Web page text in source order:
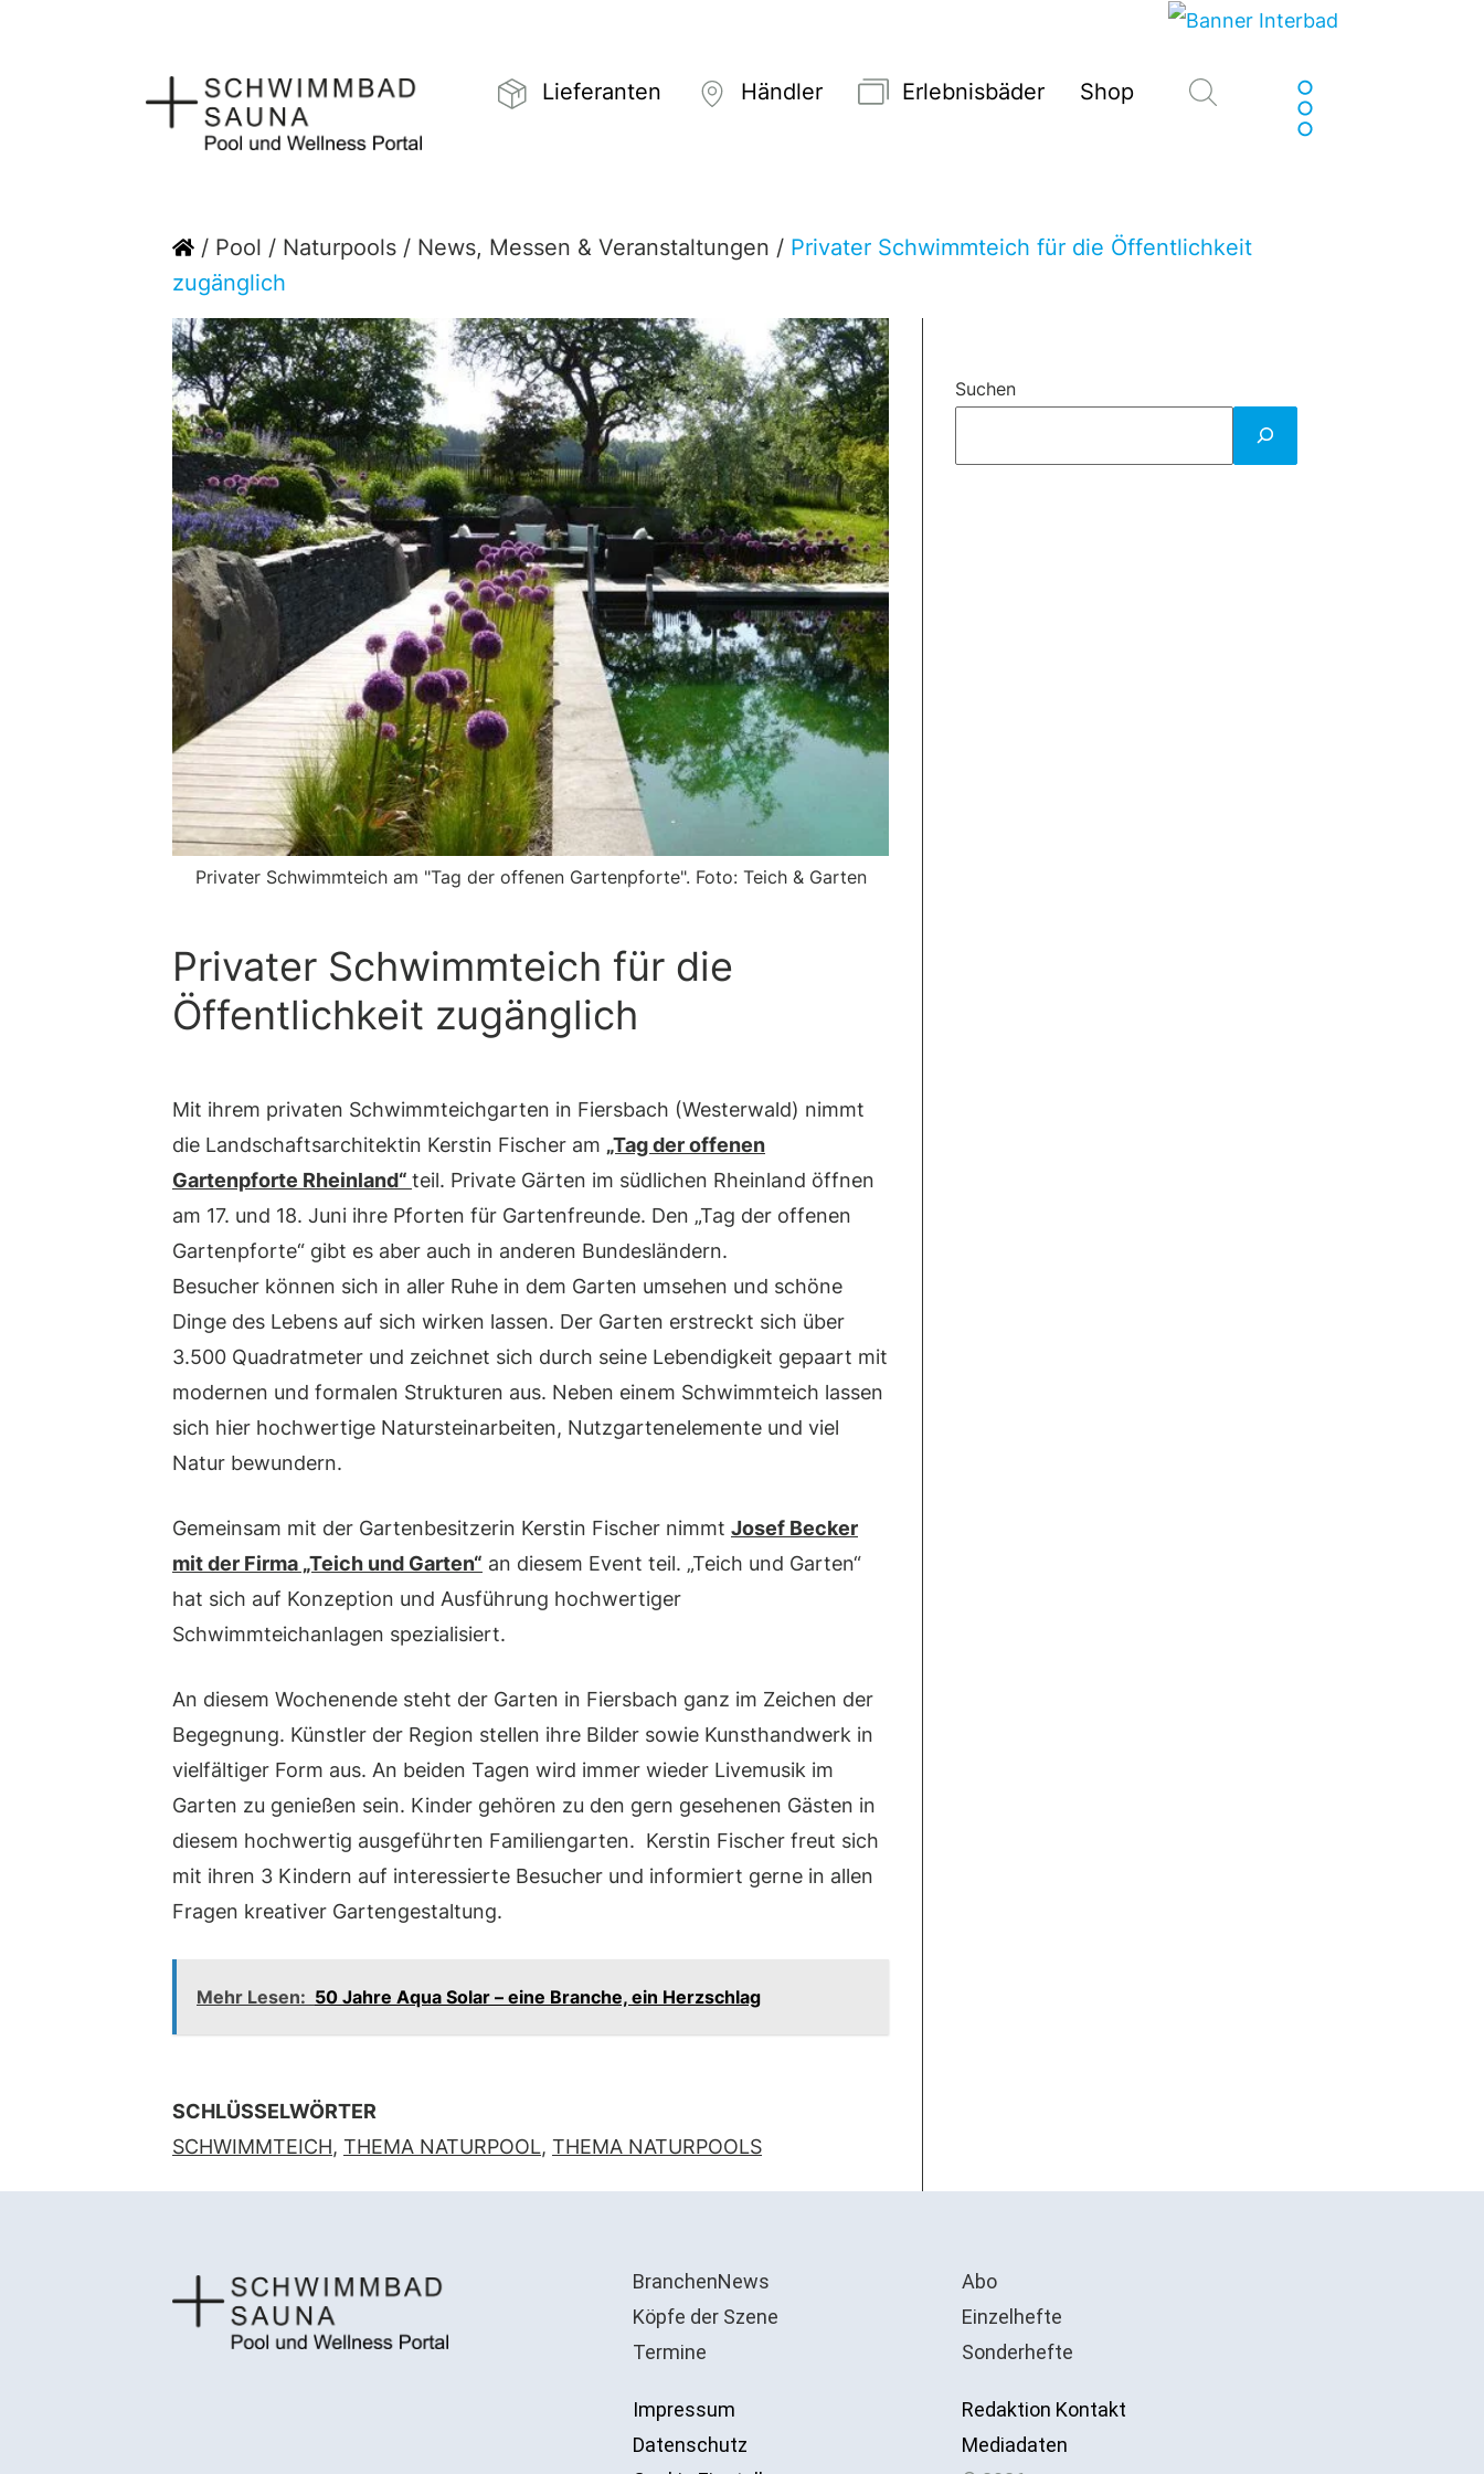
Lieferanten Händler Erlebnisbäder Shop Suchen
Home
/ Pool / Naturpools / News, Messen & Veranstaltungen / Privater Schwimmteich für die Öffentlichkeit
zugänglich
Privater Schwimmteich am "Tag der offenen Gartenpforte". Foto: Teich & Garten
Privater Schwimmteich für die
Öffentlichkeit zugänglich
Mit ihrem privaten Schwimmteichgarten in Fiersbach (Westerwald) nimmt
die Landschaftsarchitektin Kerstin Fischer am „Tag der offenen
Gartenpforte Rheinland“ teil. Private Gärten im südlichen Rheinland öffnen
am 17. und 18. Juni ihre Pforten für Gartenfreunde. Den „Tag der offenen
Gartenpforte“ gibt es aber auch in anderen Bundesländern.
Besucher können sich in aller Ruhe in dem Garten umsehen und schöne
Dinge des Lebens auf sich wirken lassen. Der Garten erstreckt sich über
3.500 Quadratmeter und zeichnet sich durch seine Lebendigkeit gepaart mit
modernen und formalen Strukturen aus. Neben einem Schwimmteich lassen
sich hier hochwertige Natursteinarbeiten, Nutzgartenelemente und viel
Natur bewundern.
Gemeinsam mit der Gartenbesitzerin Kerstin Fischer nimmt Josef Becker
mit der Firma „Teich und Garten“ an diesem Event teil. „Teich und Garten“
hat sich auf Konzeption und Ausführung hochwertiger
Schwimmteichanlagen spezialisiert.
An diesem Wochenende steht der Garten in Fiersbach ganz im Zeichen der
Begegnung. Künstler der Region stellen ihre Bilder sowie Kunsthandwerk in
vielfältiger Form aus. An beiden Tagen wird immer wieder Livemusik im
Garten zu genießen sein. Kinder gehören zu den gern gesehenen Gästen in
diesem hochwertig ausgeführten Familiengarten. Kerstin Fischer freut sich
mit ihren 3 Kindern auf interessierte Besucher und informiert gerne in allen
Fragen kreativer Gartengestaltung.
Mehr Lesen: 50 Jahre Aqua Solar – eine Branche, ein Herzschlag
SCHLÜSSELWÖRTER
SCHWIMMTEICH, THEMA NATURPOOL, THEMA NATURPOOLS
Suchen
BranchenNews
Köpfe der Szene
Termine
Impressum
Datenschutz
Abo
Einzelhefte
Sonderhefte
Redaktion Kontakt
Mediadaten